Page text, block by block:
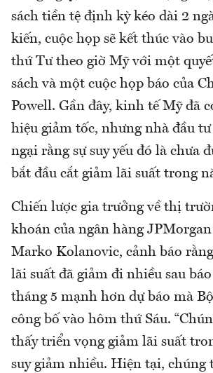
sách tiền tệ định kỳ kéo dài 2
kiến, cuộc họp sẽ kết thúc vào
thứ Tư theo giờ Mỹ với một
sách và một cuộc họp báo của
Powell. Gần đây, kinh tế Mỹ đã
hiệu giảm tốc, nhưng nhà đầu tư
ngại rằng sự suy yếu đó là chưa
bắt đầu cắt giảm lãi suất trong
Chiến lược gia trưởng về thị
khoán của ngân hàng JPMorgan
Marko Kolanovic, cảnh báo
lãi suất đã giảm đi nhiều sau
tháng 5 mạnh hơn dự báo mà
công bố vào hôm thứ Sáu.
thấy triển vọng giảm lãi suất
suy giảm nhiều. Hiện tại, chúng